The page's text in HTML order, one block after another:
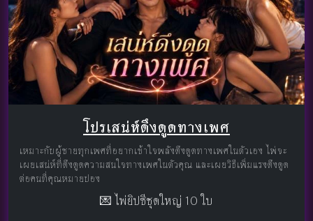
โปรเสน่ห์ดึงดูดทางเพศ
เหมาะกับผู้ชายทุกเพศที่อยากเข้าใจพลังดึงดูดทางเพศในตัวเอง ไพ่จะ
เผยเสน่ห์ที่ดึงดูดความสนใจทางเพศในตัวคุณ และเผยวิธีเพิ่มแรงดึงดูด
ต่อคนที่คุณหมายปอง
💌 ไพ่ยิปซีชุดใหญ่ 10 ใบ